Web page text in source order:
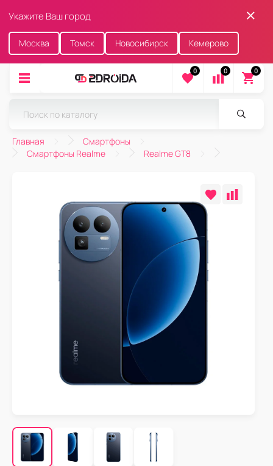
Укажите Ваш город
Москва Томск Новосибирск Кемерово
0 0 0
Главная
Смартфоны
Смартфоны Realme
Realme GT8